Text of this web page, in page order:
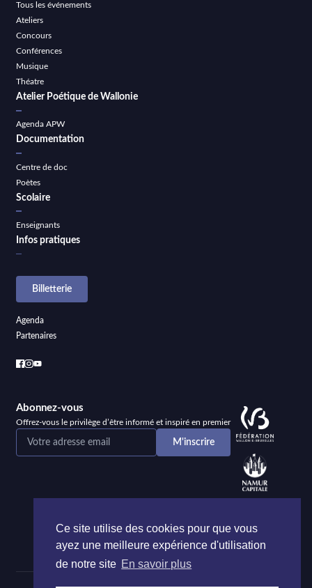
Tous les événements
Ateliers
Concours
Conférences
Musique
Théatre
Atelier Poétique de Wallonie
Agenda APW
Documentation
Centre de doc
Poètes
Scolaire
Enseignants
Infos pratiques
Billetterie
Agenda
Partenaires
Abonnez-vous
Offrez-vous le privilège d’être informé et inspiré en premier
Ce site utilise des cookies pour que vous
ayez une meilleure expérience d'utilisation
de notre site En savoir plus